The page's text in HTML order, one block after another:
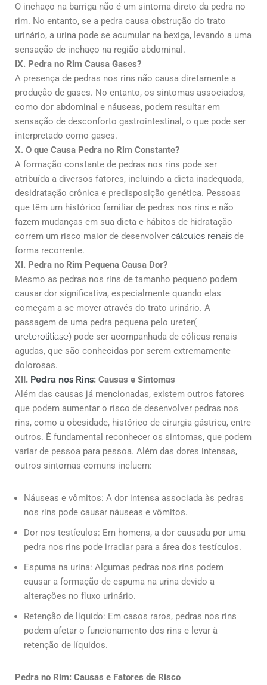
O inchaço na barriga não é um sintoma direto da pedra no
rim. No entanto, se a pedra causa obstrução do trato
urinário, a urina pode se acumular na bexiga, levando a uma
sensação de inchaço na região abdominal.
IX. Pedra no Rim Causa Gases?
A presença de pedras nos rins não causa diretamente a
produção de gases. No entanto, os sintomas associados,
como dor abdominal e náuseas, podem resultar em
sensação de desconforto gastrointestinal, o que pode ser
interpretado como gases.
X. O que Causa Pedra no Rim Constante?
A formação constante de pedras nos rins pode ser
atribuída a diversos fatores, incluindo a dieta inadequada,
desidratação crônica e predisposição genética. Pessoas
que têm um histórico familiar de pedras nos rins e não
fazem mudanças em sua dieta e hábitos de hidratação
correm um risco maior de desenvolver cálculos renais de
forma recorrente.
XI. Pedra no Rim Pequena Causa Dor?
Mesmo as pedras nos rins de tamanho pequeno podem
causar dor significativa, especialmente quando elas
começam a se mover através do trato urinário. A
passagem de uma pedra pequena pelo ureter(
ureterolitiase) pode ser acompanhada de cólicas renais
agudas, que são conhecidas por serem extremamente
dolorosas.
XII. Pedra nos Rins: Causas e Sintomas
Além das causas já mencionadas, existem outros fatores
que podem aumentar o risco de desenvolver pedras nos
rins, como a obesidade, histórico de cirurgia gástrica, entre
outros. É fundamental reconhecer os sintomas, que podem
variar de pessoa para pessoa. Além das dores intensas,
outros sintomas comuns incluem:
Náuseas e vômitos: A dor intensa associada às pedras
nos rins pode causar náuseas e vômitos.
Dor nos testículos: Em homens, a dor causada por uma
pedra nos rins pode irradiar para a área dos testículos.
Espuma na urina: Algumas pedras nos rins podem
causar a formação de espuma na urina devido a
alterações no fluxo urinário.
Retenção de líquido: Em casos raros, pedras nos rins
podem afetar o funcionamento dos rins e levar à
retenção de líquidos.
Pedra no Rim: Causas e Fatores de Risco